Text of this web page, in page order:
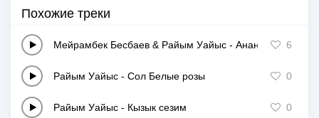
Похожие треки
Мейрамбек Бесбаев & Райым Уайыс - Анана конырау
6
Райым Уайыс - Сол Белые розы 0
Райым Уайыс - Кызык сезим 0